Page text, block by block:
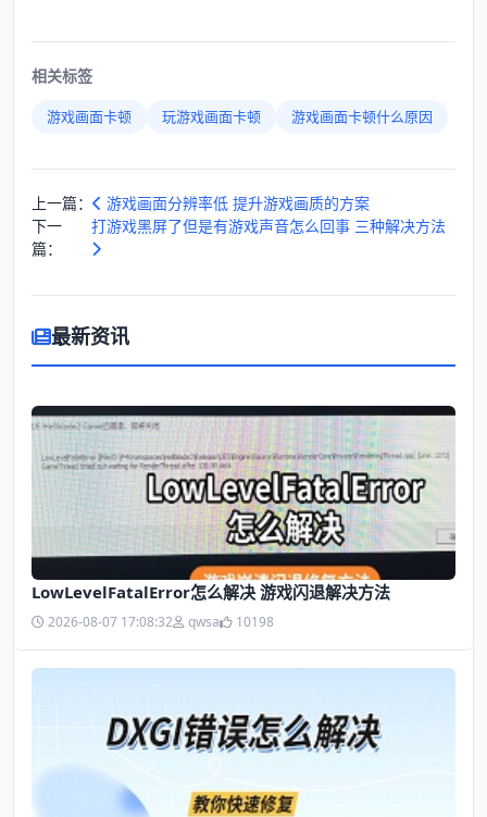
相关标签
游戏画面卡顿 玩游戏画面卡顿 游戏画面卡顿什么原因
上一篇：
游戏画面分辨率低 提升游戏画质的方案
下一
篇：
打游戏黑屏了但是有游戏声音怎么回事 三种解决方法
最新资讯
LowLevelFatalError怎么解决 游戏闪退解决方法
2026-08-07 17:08:32 qwsa 10198